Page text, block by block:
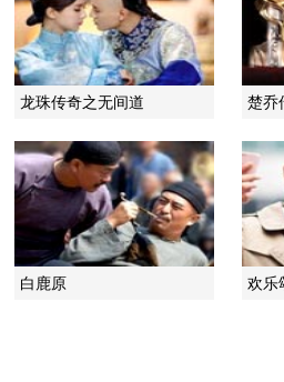
龙珠传奇之无间道 楚乔
白鹿原 欢乐